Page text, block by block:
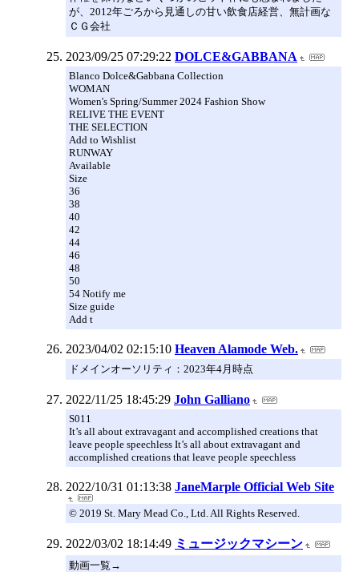
が、2012年ごろから見通しの甘い飲食店経営、無計画な
ＣＧ会社
2023/09/25 07:29:22 DOLCE&GABBANA
Blanco Dolce&Gabbana Collection
WOMAN
Women's Spring/Summer 2024 Fashion Show
RELIVE THE EVENT
THE SELECTION
Add to Wishlist
RUNWAY
Available
Size
36
38
40
42
44
46
48
50
54 Notify me
Size guide
Add t
2023/04/02 02:15:10 Heaven Alamode Web.
ドメインオーソリティ：2023年4月時点
2022/11/25 18:45:29 John Galliano
S011
It’s all about extravagant and accomplished creations that
leave people speechless It’s all about extravagant and
accomplished creations that leave people speechless
2022/10/31 01:13:38 JaneMarple Official Web Site
© 2019 St. Mary Mead Co., Ltd. All Rights Reserved.
2022/03/02 18:14:49 ミュージックマシーン
動画一覧→